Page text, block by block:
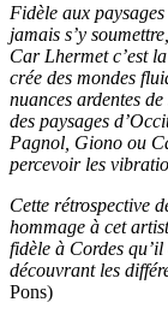
Fidèle aux
jamais s’y
Car Lhermet c’est
crée des mondes
nuances ardentes
des paysages
Pagnol, Giono ou
percevoir les
Cette rétrospective
hommage à cet
fidèle à Cordes
découvrant les
Pons)